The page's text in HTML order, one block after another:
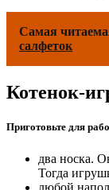
Самая
салфеток
Котенок-
Приготовьте для
два носка.
Тогда
любой